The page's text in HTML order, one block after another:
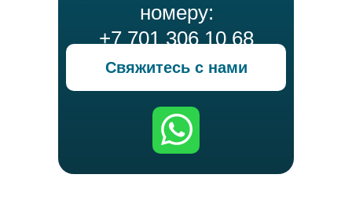
номеру:
+7 701 306 10 68
Свяжитесь с нами